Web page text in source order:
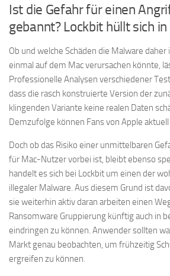
Ist die Gefahr für einen
gebannt? Lockbit hüllt sich
Ob und welche Schäden die Malware
einmal auf dem Mac verursachen könnte,
Professionelle Analysen verschiedener
dass die rasch konstruierte Version der
klingenden Variante keine realen Daten
Demzufolge können Fans von Apple
Doch ob das Risiko einer unmittelbaren
für Mac-Nutzer vorbei ist, bleibt ebenso
handelt es sich bei Lockbit um einen der
illegaler Malware. Aus diesem Grund ist
sie weiterhin aktiv daran arbeiten einen
Ransomware Gruppierung künftig auch in
eindringen zu können. Anwender sollten
Markt genau beobachten, um frühzeitig
ergreifen zu können.